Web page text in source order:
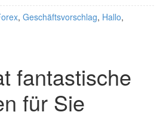
, Geschäftsvorschlag, Hallo,
fantastische
für Sie